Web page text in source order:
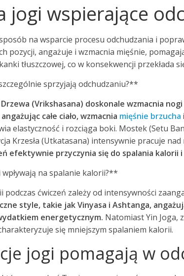
jogi wspierające
na wsparcie procesu odchudzania i
pozycji, angażuje i wzmacnia mięśnie,
tłuszczowej, co w konsekwencji przekłada
sprzyjają odchudzaniu?**
(Vrikshasana) doskonale wzmacnia
całe ciało, wzmacnia mięśnie brzucha
elastyczność i rozciąga boki. Mostek (Setu
Krzesła (Utkatasana) intensywnie pracuje
efektywnie przyczynia się do spalania kalorii
na spalanie kalorii?**
podczas ćwiczeń zależy od intensywności
style, takie jak Vinyasa i Ashtanga,
energetycznym. Natomiast Yin Joga,
się mniejszym spalaniem kalorii.
jogi pomagają w